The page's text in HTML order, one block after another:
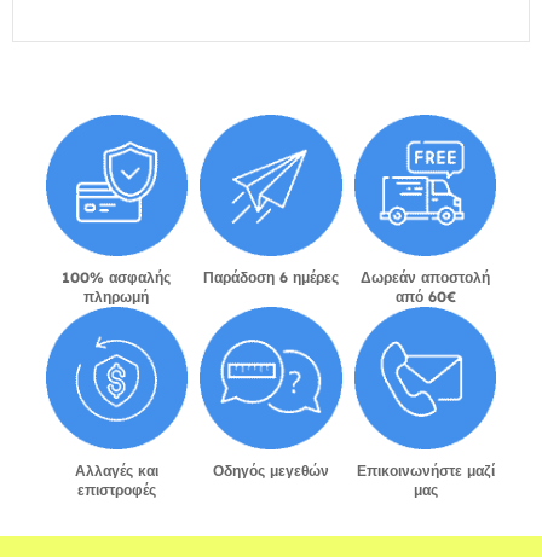
100% ασφαλής
πληρωμή
Παράδοση 6 ημέρες
Δωρεάν αποστολή
από 60€
Αλλαγές και
επιστροφές
Οδηγός μεγεθών
Επικοινωνήστε μαζί
μας